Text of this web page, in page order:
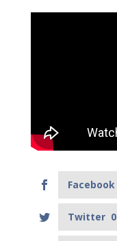
Facebook
Twitter 0